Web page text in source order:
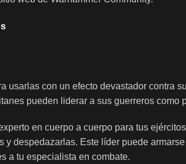
con un efecto devastador contra
pueden liderar a sus guerreros como
en cuerpo a cuerpo para tus
despedazarlas. Este líder puede
a tu especialista en combate.